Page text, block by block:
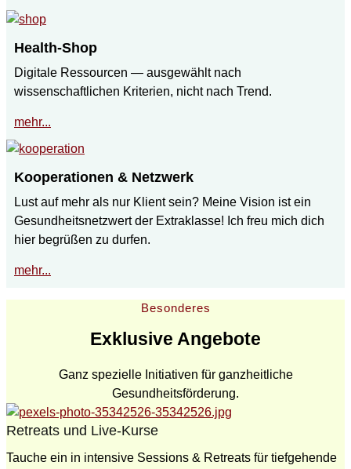
Health-Shop
Digitale Ressourcen — ausgewählt nach
wissenschaftlichen Kriterien, nicht nach Trend.
mehr...
Kooperationen & Netzwerk
Lust auf mehr als nur Klient sein? Meine Vision ist ein
Gesundheitsnetzwert der Extraklasse! Ich freu mich dich
hier begrüßen zu durfen.
mehr...
Besonderes
Exklusive Angebote
Ganz spezielle Initiativen für ganzheitliche
Gesundheitsförderung.
Retreats und Live-Kurse
Tauche ein in intensive Sessions & Retreats für tiefgehende